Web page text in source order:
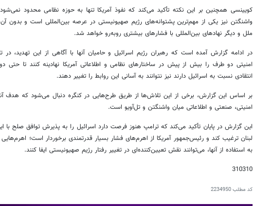
کویینسی همچنین بر این نکته تأکید می‌کند که نفوذ آمریکا تنها به حوزه نظامی محدود
واشنگتن نیز یکی از مهم‌ترین پشتوانه‌های رژیم صهیونیستی در عرصه بین‌المللی است و بدون
ملل و دیگر نهادهای بین‌المللی با فشارهای بیشتری روبه‌رو خواهد شد.
در ادامه گزارش آمده است که رهبران رژیم اسرائیل و حامیان آنها با آگاهی از این تهدید،
امنیتی دو طرف را بیش از پیش در ساختارهای نظامی و اطلاعاتی آمریکا نهادینه کنند تا حتی
انتقادی نسبت به اسرائیل دارند نیز نتوانند به آسانی این روابط را تغییر دهند.
بر اساس این گزارش، برخی از این تلاش‌ها از طریق طرح‌هایی در کنگره دنبال می‌شود که هدف
امنیتی، صنعتی و اطلاعاتی میان واشنگتن و تل‌آویو است.
این گزارش در پایان تأکید می‌کند که ترامپ هنوز فرصت دارد اسرائیل را به پذیرش توافق صلح با
لبنان ترغیب کند و رئیس‌جمهور آمریکا از اهرم‌های فشار بسیار قدرتمندی برخوردار است؛
به استفاده از آنها، می‌توانند نقش تعیین‌کننده‌ای در تغییر رفتار رژیم صهیونیستی ایفا کنند.
310310
کد مطلب2234950